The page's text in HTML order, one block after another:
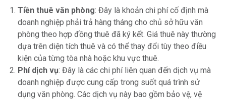
Tiền thuê văn phòng: Đây là khoản chi phí cố định mà
doanh nghiệp phải trả hàng tháng cho chủ sở hữu văn
phòng theo hợp đồng thuê đã ký kết. Giá thuê này thường
dựa trên diện tích thuê và có thể thay đổi tùy theo điều
kiện của từng tòa nhà hoặc khu vực thuê.
Phí dịch vụ: Đây là các chi phí liên quan đến dịch vụ mà
doanh nghiệp được cung cấp trong suốt quá trình sử
dụng văn phòng. Các dịch vụ này bao gồm bảo vệ, vệ